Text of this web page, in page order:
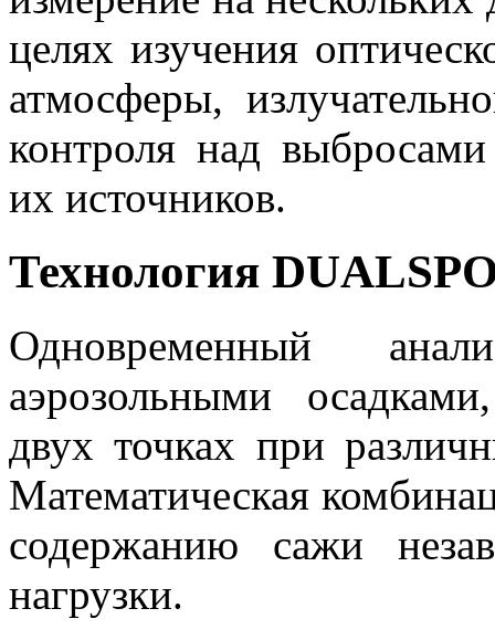
целях изучения
атмосферы,
контроля над
их источников.
Технология
Одновременный
аэрозольными
двух точках при
Математическая
содержанию сажи
нагрузки.